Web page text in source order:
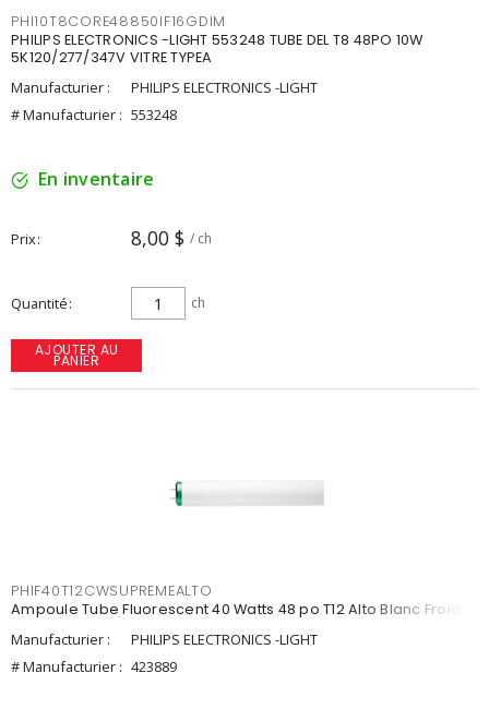
PHI10T8CORE48850IF16GDIM
PHILIPS ELECTRONICS -LIGHT 553248 TUBE DEL T8 48PO 10W
5K120/277/347V VITRE TYPEA
Manufacturier :
PHILIPS ELECTRONICS -LIGHT
# Manufacturier : 553248
En inventaire
Prix 8,00 $ / ch
Quantité ch
AJOUTER AU
PANIER
PHIF40T12CWSUPREMEALTO
Ampoule Tube Fluorescent 40 Watts 48 po T12 Alto Blanc Froid
Manufacturier :
PHILIPS ELECTRONICS -LIGHT
# Manufacturier : 423889